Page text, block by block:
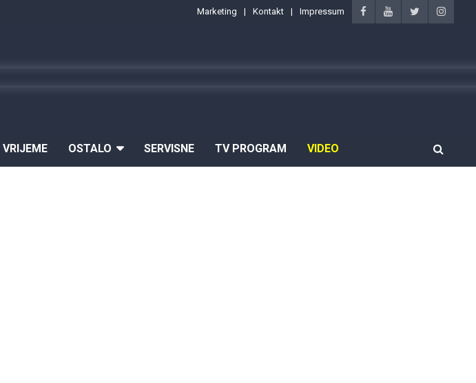
Marketing Kontakt Impressum
VRIJEME OSTALO SERVISNE TV PROGRAM VIDEO